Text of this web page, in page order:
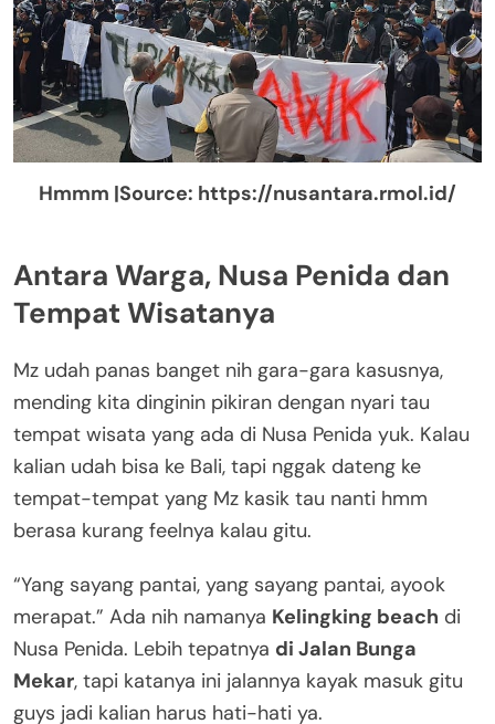
Hmmm |Source: https://nusantara.rmol.id/
Antara Warga, Nusa Penida dan
Tempat Wisatanya
Mz udah panas banget nih gara-gara kasusnya,
mending kita dinginin pikiran dengan nyari tau
tempat wisata yang ada di Nusa Penida yuk. Kalau
kalian udah bisa ke Bali, tapi nggak dateng ke
tempat-tempat yang Mz kasik tau nanti hmm
berasa kurang feelnya kalau gitu.
“Yang sayang pantai, yang sayang pantai, ayook
merapat.” Ada nih namanya Kelingking beach di
Nusa Penida. Lebih tepatnya di Jalan Bunga
Mekar, tapi katanya ini jalannya kayak masuk gitu
guys jadi kalian harus hati-hati ya.